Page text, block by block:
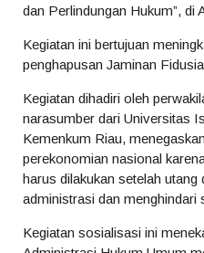
dan Perlindungan Hukum”, di
Kegiatan ini bertujuan
penghapusan Jaminan
Kegiatan dihadiri oleh
narasumber dari Universitas
Kemenkum Riau,
perekonomian nasional
harus dilakukan setelah
administrasi dan menghindari
Kegiatan sosialisasi ini